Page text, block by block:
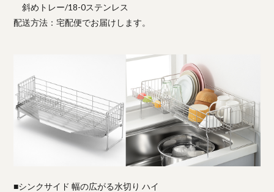
斜めトレー/18-0ステンレス
配送方法：宅配便でお届けします。
■シンクサイド 幅の広がる水切り ハイ